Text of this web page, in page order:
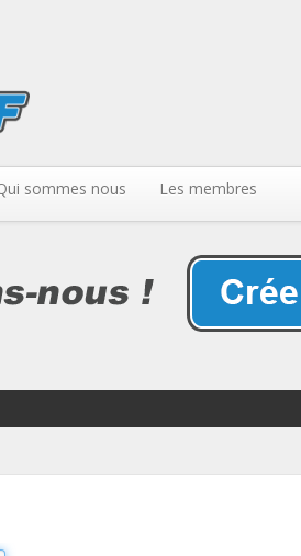
sommes nous Les membres